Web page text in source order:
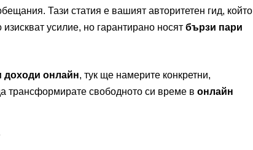
Тази статия е вашият авторитетен гид, който
усилие, но гарантирано носят бързи пари
доходи онлайн, тук ще намерите конкретни,
трансформирате свободното си време в онлайн